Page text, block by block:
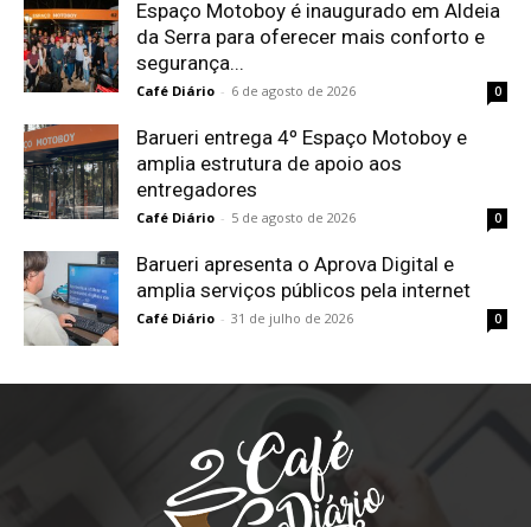
Espaço Motoboy é inaugurado em Aldeia
da Serra para oferecer mais conforto e
segurança...
Café Diário - 6 de agosto de 2026 0
Barueri entrega 4º Espaço Motoboy e
amplia estrutura de apoio aos
entregadores
Café Diário - 5 de agosto de 2026 0
Barueri apresenta o Aprova Digital e
amplia serviços públicos pela internet
Café Diário - 31 de julho de 2026 0